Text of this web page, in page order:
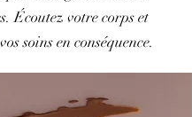
Écoutez votre corps et
soins en conséquence.